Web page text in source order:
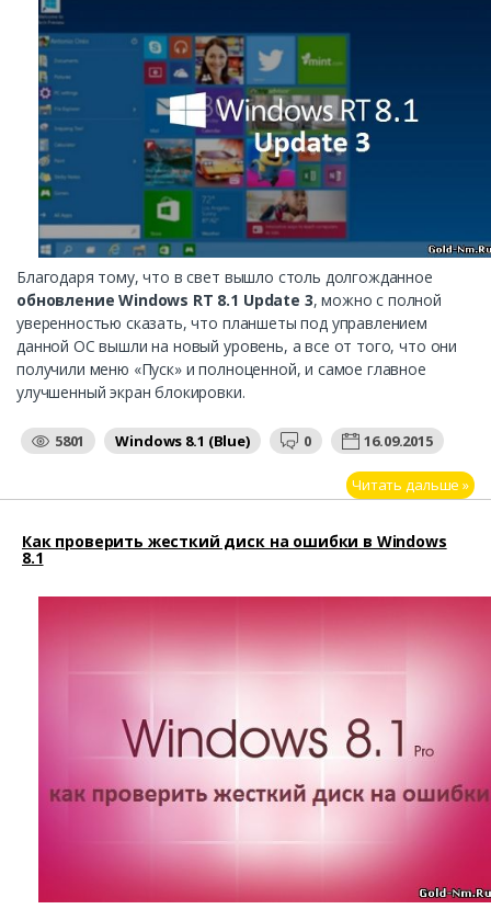
Благодаря тому, что в свет вышло столь долгожданное
обновление Windows RT 8.1 Update 3, можно с полной
уверенностью сказать, что планшеты под управлением
данной ОС вышли на новый уровень, а все от того, что они
получили меню «Пуск» и полноценной, и самое главное
улучшенный экран блокировки.
5801 Windows 8.1 (Blue) 0 16.09.2015
Читать дальше »
Как проверить жесткий диск на ошибки в Windows
8.1